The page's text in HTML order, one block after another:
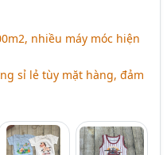
nhiều máy móc hiện
sỉ lẻ tùy mặt hàng, đảm